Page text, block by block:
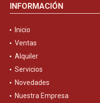
INFORMACIÓN
Inicio
Ventas
Alquiler
Servicios
Novedades
Nuestra Empresa